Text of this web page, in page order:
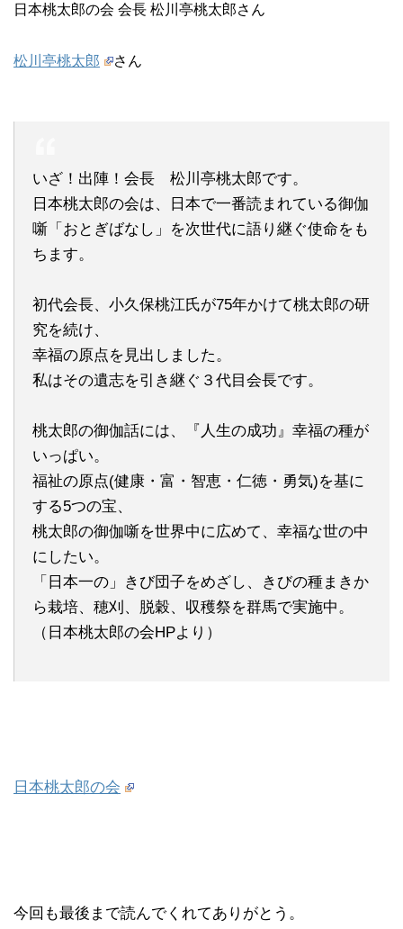
日本桃太郎の会 会長 松川亭桃太郎さん
松川亭桃太郎 さん
いざ！出陣！会長 松川亭桃太郎です。
日本桃太郎の会は、日本で一番読まれている御伽
噺「おとぎばなし」を次世代に語り継ぐ使命をも
ちます。
初代会長、小久保桃江氏が75年かけて桃太郎の研
究を続け、
幸福の原点を見出しました。
私はその遺志を引き継ぐ３代目会長です。
桃太郎の御伽話には、『人生の成功』幸福の種が
いっぱい。
福祉の原点(健康・富・智恵・仁徳・勇気)を基に
する5つの宝、
桃太郎の御伽噺を世界中に広めて、幸福な世の中
にしたい。
「日本一の」きび団子をめざし、きびの種まきか
ら栽培、穂刈、脱穀、収穫祭を群馬で実施中。
（日本桃太郎の会HPより）
日本桃太郎の会
今回も最後まで読んでくれてありがとう。